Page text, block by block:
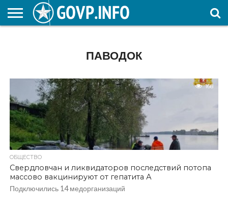
ПАВОДОК
168
ОБЩЕСТВО
Свердловчан и ликвидаторов последствий потопа
массово вакцинируют от гепатита А
Подключились 14 медорганизаций